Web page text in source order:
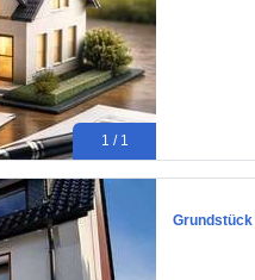
1 / 1
Grundstück